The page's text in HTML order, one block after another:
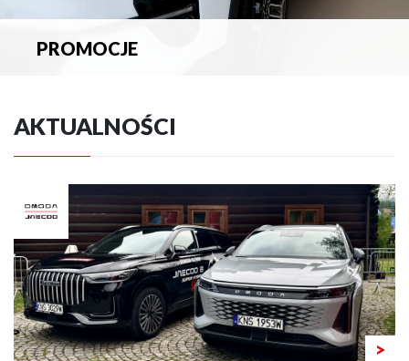
PROMOCJE
AKTUALNOŚCI
>